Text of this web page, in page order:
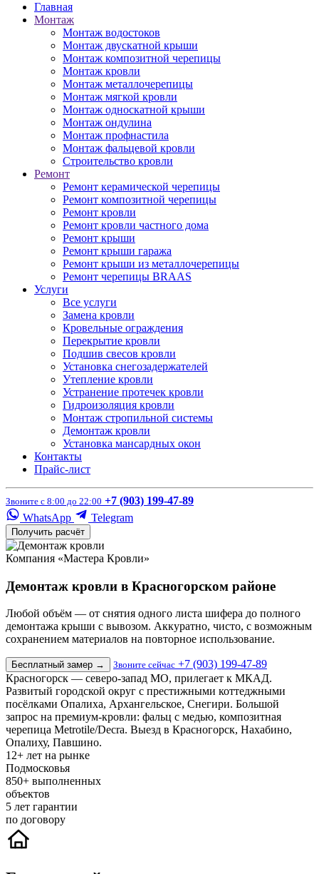
Главная
Монтаж
Монтаж водостоков
Монтаж двускатной крыши
Монтаж композитной черепицы
Монтаж кровли
Монтаж металлочерепицы
Монтаж мягкой кровли
Монтаж односкатной крыши
Монтаж ондулина
Монтаж профнастила
Монтаж фальцевой кровли
Строительство кровли
Ремонт
Ремонт керамической черепицы
Ремонт композитной черепицы
Ремонт кровли
Ремонт кровли частного дома
Ремонт крыши
Ремонт крыши гаража
Ремонт крыши из металлочерепицы
Ремонт черепицы BRAAS
Услуги
Все услуги
Замена кровли
Кровельные ограждения
Перекрытие кровли
Подшив свесов кровли
Установка снегозадержателей
Утепление кровли
Устранение протечек кровли
Гидроизоляция кровли
Монтаж стропильной системы
Демонтаж кровли
Установка мансардных окон
Контакты
Прайс-лист
Звоните с 8:00 до 22:00 +7 (903) 199-47-89
WhatsApp
Telegram
Получить расчёт
Компания «Мастера Кровли»
Демонтаж кровли в Красногорском районе
Любой объём — от снятия одного листа шифера до полного
демонтажа крыши с вывозом. Аккуратно, чисто, с возможным
сохранением материалов на повторное использование.
Бесплатный замер → Звоните сейчас +7 (903) 199-47-89
Красногорск — северо-запад МО, прилегает к МКАД.
Развитый городской округ с престижными коттеджными
посёлками Опалиха, Архангельское, Снегири. Большой
запрос на премиум-кровли: фальц с медью, композитная
черепица Metrotile/Decra. Выезд в Красногорск, Нахабино,
Опалиху, Павшино.
12+ лет на рынке
Подмосковья
850+ выполненных
объектов
5 лет гарантии
по договору